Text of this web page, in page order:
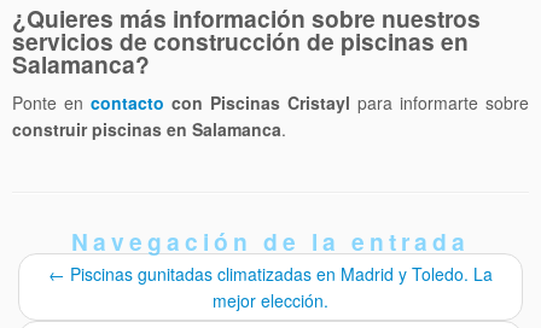
¿Quieres más información sobre nuestros
servicios de construcción de piscinas en
Salamanca?
Ponte en contacto con Piscinas Cristayl para informarte sobre
construir piscinas en Salamanca.
Navegación de la entrada
← Piscinas gunitadas climatizadas en Madrid y Toledo. La
mejor elección.